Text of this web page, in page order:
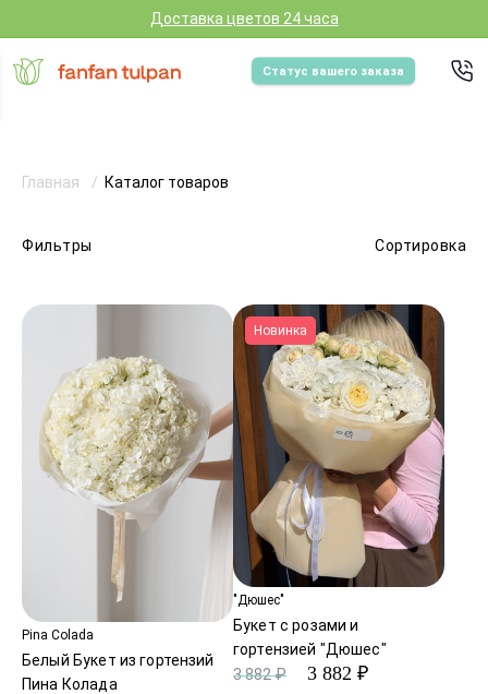
Доставка цветов 24 часа
Статус вашего заказа
Фильтры Сортировка
Главная Каталог товаров
Pina Colada
Белый Букет из гортензий
Пина Колада
Новинка
"Дюшес"
Букет с розами и
гортензией "Дюшес"
3 882 ₽
3 882 ₽